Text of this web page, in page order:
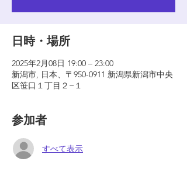
日時・場所
2025年2月08日 19:00 – 23:00
新潟市, 日本、〒950-0911 新潟県新潟市中央
区笹口１丁目２−１
参加者
すべて表示